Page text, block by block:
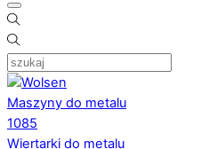
Maszyny do metalu
1085
Wiertarki do metalu